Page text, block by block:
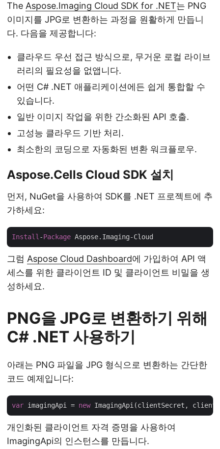
The Aspose.Imaging Cloud SDK for .NET는 PNG
이미지를 JPG로 변환하는 과정을 원활하게 만듭니
다. 다음을 제공합니다:
클라우드 우선 접근 방식으로, 무거운 로컬 라이브
러리의 필요성을 없앱니다.
어떤 C# .NET 애플리케이션에든 쉽게 통합할 수
있습니다.
일반 이미지 작업을 위한 간소화된 API 호출.
고성능 클라우드 기반 처리.
최소한의 코딩으로 자동화된 변환 워크플로우.
Aspose.Cells Cloud SDK 설치
먼저, NuGet을 사용하여 SDK를 .NET 프로젝트에 추
가하세요:
Install -Package
그럼 Aspose Cloud Dashboard에 가입하여 API 액
세스를 위한 클라이언트 ID 및 클라이언트 비밀을 생
성하세요.
PNG을 JPG로 변환하기 위해
C# .NET 사용하기
아래는 PNG 파일을 JPG 형식으로 변환하는 간단한
코드 예제입니다:
var imagingApi = new
개인화된 클라이언트 자격 증명을 사용하여
ImagingApi의 인스턴스를 만듭니다.